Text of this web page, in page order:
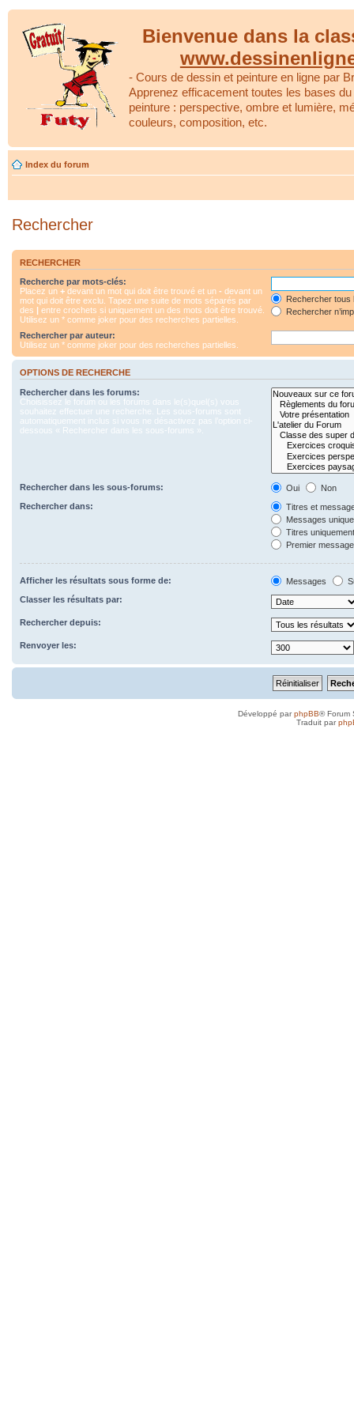
Bienvenue dans la
- Cours de dessin et peinture en ligne par
Apprenez efficacement toutes les bases
peinture : perspective, ombre et lumière,
couleurs, composition, etc.
Index du forum
Rechercher
RECHERCHER
Recherche par mots-clés:
Placez un + devant un mot qui doit être trouvé et un - devant un
mot qui doit être exclu. Tapez une suite de mots séparés par
des | entre crochets si uniquement un des mots doit être trouvé.
Utilisez un * comme joker pour des recherches partielles.
Rechercher tous
Rechercher
Rechercher par auteur:
Utilisez un * comme joker pour des recherches partielles.
OPTIONS DE RECHERCHE
Rechercher dans les forums:
Choisissez le forum ou les forums dans le(s)quel(s) vous
souhaitez effectuer une recherche. Les sous-forums sont
automatiquement inclus si vous ne désactivez pas l’option ci-
dessous « Rechercher dans les sous-forums ».
Rechercher dans les sous-forums: Oui
Non
Rechercher dans:
Titres et
Messages
Titres
Premier
Afficher les résultats sous forme de: Messages
Classer les résultats par:
Rechercher depuis:
Renvoyer les:
Développé parphpBB® Forum
Traduit par